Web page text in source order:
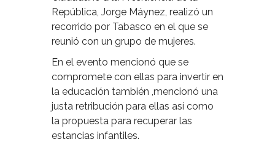
República, Jorge Máynez, realizó un
recorrido por Tabasco en el que se
reunió con un grupo de mujeres.
En el evento mencionó que se
compromete con ellas para invertir en
la educación también ,mencionó una
justa retribución para ellas así como
la propuesta para recuperar las
estancias infantiles.